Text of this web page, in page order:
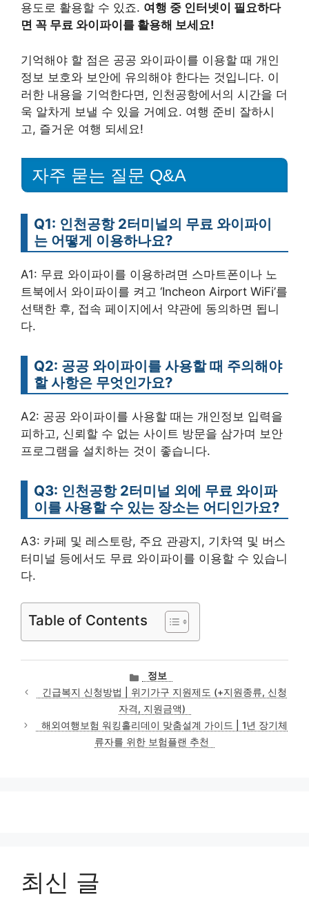
용도로 활용할 수 있죠. 여행 중 인터넷이 필요하다
면 꼭 무료 와이파이를 활용해 보세요!
기억해야 할 점은 공공 와이파이를 이용할 때 개인
정보 보호와 보안에 유의해야 한다는 것입니다. 이
러한 내용을 기억한다면, 인천공항에서의 시간을 더
욱 알차게 보낼 수 있을 거예요. 여행 준비 잘하시
고, 즐거운 여행 되세요!
자주 묻는 질문 Q&A
Q1: 인천공항 2터미널의 무료 와이파이
는 어떻게 이용하나요?
A1: 무료 와이파이를 이용하려면 스마트폰이나 노
트북에서 와이파이를 켜고 ‘Incheon Airport WiFi’를
선택한 후, 접속 페이지에서 약관에 동의하면 됩니
다.
Q2: 공공 와이파이를 사용할 때 주의해야
할 사항은 무엇인가요?
A2: 공공 와이파이를 사용할 때는 개인정보 입력을
피하고, 신뢰할 수 없는 사이트 방문을 삼가며 보안
프로그램을 설치하는 것이 좋습니다.
Q3: 인천공항 2터미널 외에 무료 와이파
이를 사용할 수 있는 장소는 어디인가요?
A3: 카페 및 레스토랑, 주요 관광지, 기차역 및 버스
터미널 등에서도 무료 와이파이를 이용할 수 있습니
다.
Table of Contents
카
테
고
리
정보
긴급복지 신청방법 | 위기가구 지원제도 (+지원종류, 신청
자격, 지원금액)
해외여행보험 워킹홀리데이 맞춤설계 가이드 | 1년 장기체
류자를 위한 보험플랜 추천
최신 글